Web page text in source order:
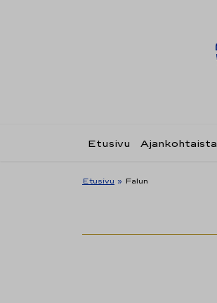
Etusivu Ajankohtaista
Etusivu » Falun